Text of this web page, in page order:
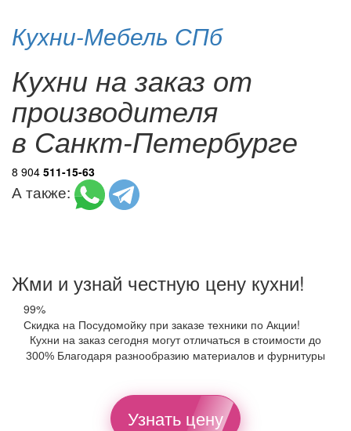
Кухни-Мебель СПб
Кухни на заказ от
производителя
в Санкт-Петербурге
8 904 511-15-63
А также:
Жми и узнай честную цену кухни!
99%
Скидка на Посудомойку при заказе техники по Акции!
Кухни на заказ сегодня могут отличаться в стоимости до
300% Благодаря разнообразию материалов и фурнитуры
Узнать цену